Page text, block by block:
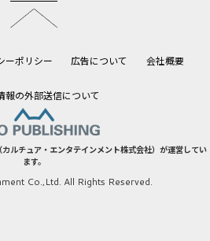
ーポリシー 広告について 会社概要
報の外部送信について
ルチュア・エンタテインメント株式会社）が運営してい
ます。
Co.,Ltd. All Rights Reserved.